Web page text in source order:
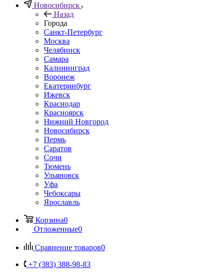
Новосибирск
Назад
Города
Санкт-Петербург
Москва
Челябинск
Самара
Калининград
Воронеж
Екатеринбург
Ижевск
Краснодар
Красноярск
Нижний Новгород
Новосибирск
Пермь
Саратов
Сочи
Тюмень
Ульяновск
Уфа
Чебоксары
Ярославль
Корзина0
Отложенные0
Сравнение товаров0
+7 (383) 388-98-83